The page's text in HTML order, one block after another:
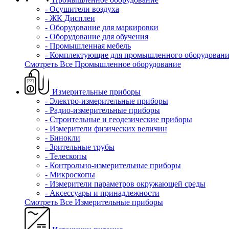
- Осушители воздуха
- ЖК Дисплеи
- Оборудование для маркировки
- Оборудование для обучения
- Промышленная мебель
- Комплектующие для промышленного
Смотреть Все Промышленное оборудование
Измерительные приборы
- Электро-измерительные приборы
- Радио-измерительные приборы
- Строительные и геодезические приборы
- Измерители физических величин
- Бинокли
- Зрительные трубы
- Телескопы
- Контрольно-измерительные приборы
- Микроскопы
- Измерители параметров окружающей среды
- Аксессуары и принадлежности
Смотреть Все Измерительные приборы